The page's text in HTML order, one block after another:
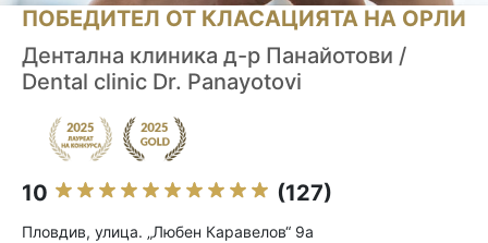
ПОБЕДИТЕЛ ОТ КЛАСАЦИЯТА НА ОРЛИ
Дентална клиника д-р Панайотови /
Dental clinic Dr. Panayotovi
10 (127)
Пловдив, улица. „Любен Каравелов“ 9а